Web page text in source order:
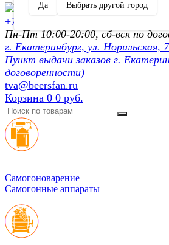
Да Выбрать другой город
+7 (902) 872-54-70
Пн-Пт 10:00-20:00, сб-вск по
г. Екатеринбург, ул. Норильская,
Пункт выдачи заказов г.
договоренности)
tva@beersfan.ru
Корзина 0 0 руб.
Cамогоноварение
Самогонные аппараты